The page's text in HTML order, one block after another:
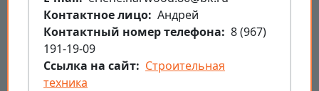
Контактное лицо Андрей
Контактный номер телефона
8 (967)
191-19-09
Ссылка на сайт
Строительная
техника